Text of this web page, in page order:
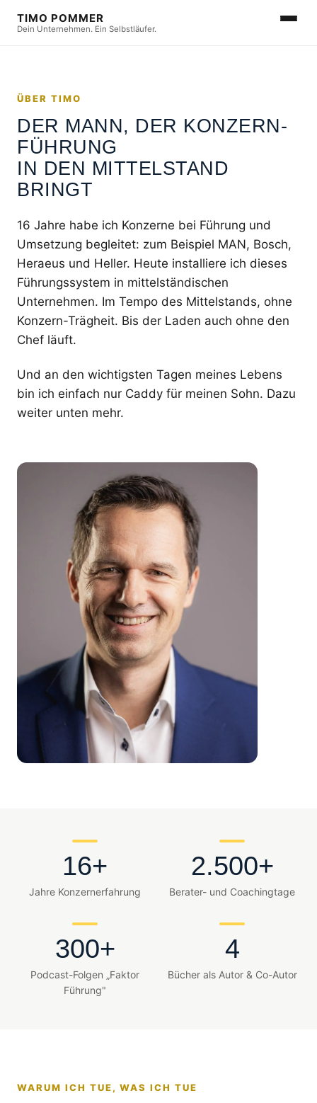
TIMO POMMER
Dein Unternehmen. Ein Selbstläufer.
ÜBER TIMO
DER MANN, DER KONZERN-
FÜHRUNG
IN DEN MITTELSTAND
BRINGT
16 Jahre habe ich Konzerne bei Führung und
Umsetzung begleitet: zum Beispiel MAN, Bosch,
Heraeus und Heller. Heute installiere ich dieses
Führungssystem in mittelständischen
Unternehmen. Im Tempo des Mittelstands, ohne
Konzern-Trägheit. Bis der Laden auch ohne den
Chef läuft.
Und an den wichtigsten Tagen meines Lebens
bin ich einfach nur Caddy für meinen Sohn. Dazu
weiter unten mehr.
16+
Jahre Konzernerfahrung
2.500+
Berater- und Coachingtage
300+
Podcast-Folgen „Faktor
Führung"
4
Bücher als Autor & Co-Autor
WARUM ICH TUE, WAS ICH TUE